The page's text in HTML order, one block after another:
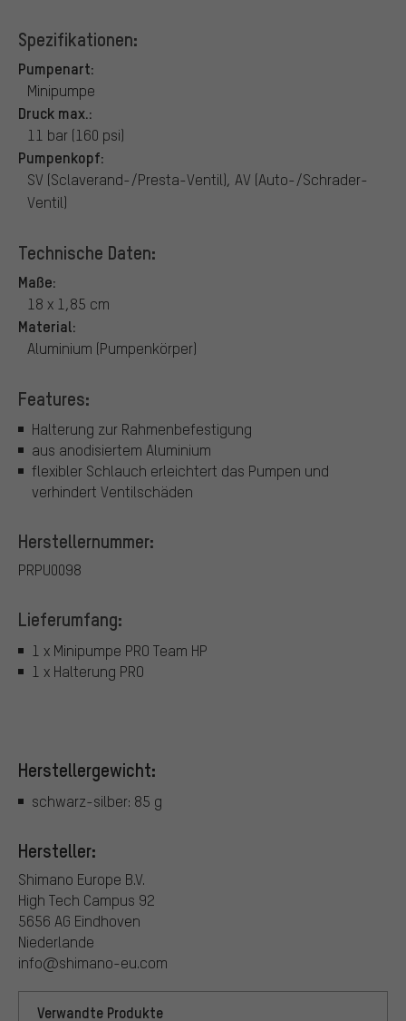
Spezifikationen:
Pumpenart:
Minipumpe
Druck max.:
11 bar (160 psi)
Pumpenkopf:
SV (Sclaverand-/Presta-Ventil), AV (Auto-/Schrader-
Ventil)
Technische Daten:
Maße:
18 x 1,85 cm
Material:
Aluminium (Pumpenkörper)
Features:
Halterung zur Rahmenbefestigung
aus anodisiertem Aluminium
flexibler Schlauch erleichtert das Pumpen und
verhindert Ventilschäden
Herstellernummer:
PRPU0098
Lieferumfang:
1 x Minipumpe PRO Team HP
1 x Halterung PRO
Herstellergewicht:
schwarz-silber: 85 g
Hersteller:
Shimano Europe B.V.
High Tech Campus 92
5656 AG Eindhoven
Niederlande
info@shimano-eu.com
Verwandte Produkte